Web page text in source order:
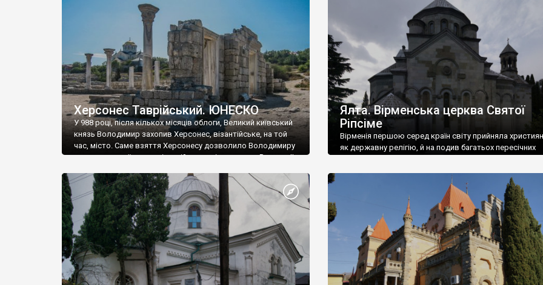
візантійської доби. Раритети викрадені з фондів об’єкту
культурної спадщини ЮНЕСКО «Херсонеса Таврійського».
Офіційно – на виставку «Золото Візантії», але експерти та
влада в Україні вважають це лише […]
називаються «повстяками» (postaki)…” “Вино. Крим
виробляє відмінне вино і його вдосталь: воно все
легке біле і дуже […]
Херсонес Таврійський. ЮНЕСКО
У 988 році, після кількох місяців облоги, Великий київський
князь Володимир захопив Херсонес, візантійське, на той
час, місто. Саме взяття Херсонесу дозволило Володимиру
диктувати свої умови візантійському імператору Василю ІІ,
Херсонесі Володимир-язичник, став Василем-
християнином. А потім було Хрещення Русі. На честь
Херсонесу Таврійського названо місто […]
Ялта. Вірменська церква Святої
Ріпсіме
Вірменія першою серед країн світу прийняла
як державну релігію, й на подив багатьох пересічних